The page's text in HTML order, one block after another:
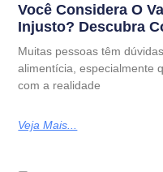
Você Considera O
Injusto? Descubra
Muitas pessoas têm
alimentícia, especialmente
com a realidade
Veja Mais...